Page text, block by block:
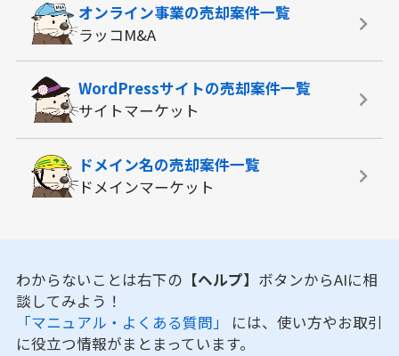
オンライン事業の売却案件一覧
ラッコM&A
WordPressサイトの売却案件一覧
サイトマーケット
ドメイン名の売却案件一覧
ドメインマーケット
わからないことは右下の 【ヘルプ】 ボタンからAIに相
談してみよう！
「マニュアル・よくある質問」 には、使い方やお取引
に役立つ情報がまとまっています。